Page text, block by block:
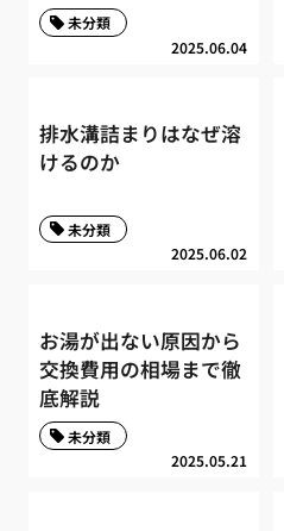
2025.06.04
未分類
排水溝詰まりはなぜ溶
けるのか
2025.06.02
未分類
お湯が出ない原因から
交換費用の相場まで徹
底解説
2025.05.21
未分類